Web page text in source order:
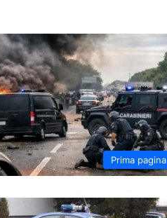
Prima pagina